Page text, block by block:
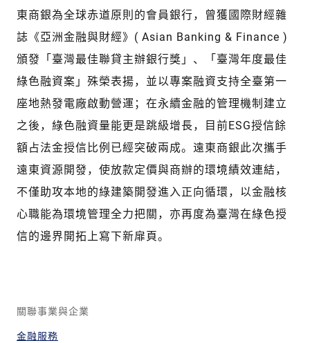
東商銀為全球赤道原則的會員銀行，曾獲國際財經雜
誌《亞洲金融與財經》( Asian Banking & Finance )
頒發「臺灣最佳聯貸主辦銀行獎」、「臺灣年度最佳
綠色融資案」殊榮表揚，並以專案融資支持全臺第一
座地熱發電廠啟動營運；在永續金融的管理機制建立
之後，綠色融資量能更是跳級增長，目前ESG授信餘
額占法金授信比例已經突破兩成。遠東商銀此次攜手
遠東資源開發，使放款定價與商辦的環境績效連結，
不僅助攻本地的綠建築開發進入正向循環，以金融核
心職能為環境管理全力把關，亦再度為臺灣在綠色授
信的邊界開拓上寫下新扉頁。
關聯事業與企業
金融服務